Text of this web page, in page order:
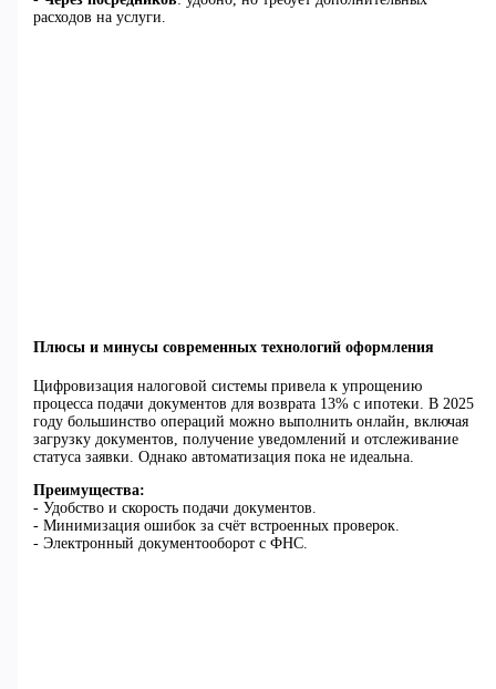
расходов на услуги.
Плюсы и минусы современных технологий оформления
Цифровизация налоговой системы привела к упрощению
процесса подачи документов для возврата 13% с ипотеки. В 2025
году большинство операций можно выполнить онлайн, включая
загрузку документов, получение уведомлений и отслеживание
статуса заявки. Однако автоматизация пока не идеальна.
Преимущества:
- Удобство и скорость подачи документов.
- Минимизация ошибок за счёт встроенных проверок.
- Электронный документооборот с ФНС.